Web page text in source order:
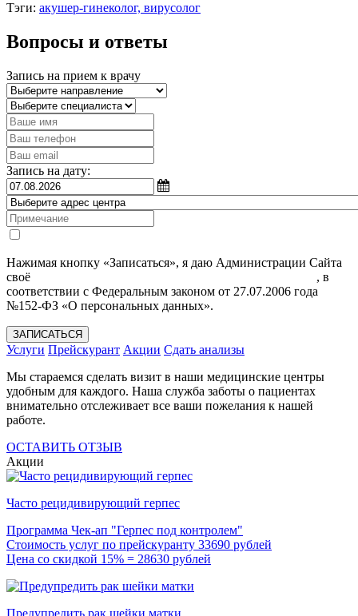
Тэги: акушер-гинеколог, вирусолог
Вопросы и ответы
Запись на прием к врачу
Запись на дату:
Нажимая кнопку «Записаться», я даю Администрации Сайта
своё
, в
соответствии с Федеральным законом от 27.07.2006 года
№152-ФЗ «О персональных данных».
ЗАПИСАТЬСЯ
Услуги Прейскурант Акции Сдать анализы
Мы стараемся сделать визит в наши медицинские центры
удобным для каждого. Наша служба заботы о пациентах
внимательно отслеживает все ваши пожелания к нашей
работе.
ОСТАВИТЬ ОТЗЫВ
Акции
Часто рецидивирующий герпес
Программа Чек-ап "Герпес под контролем"
Стоимость услуг по прейскуранту 33690 рублей
Цена со скидкой 15% = 28630 рублей